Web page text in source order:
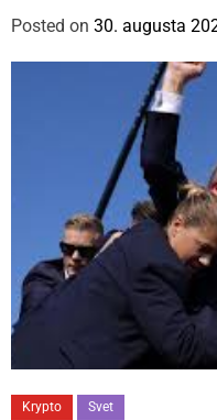
o
r
Posted on 30. augusta
Krypto Svet